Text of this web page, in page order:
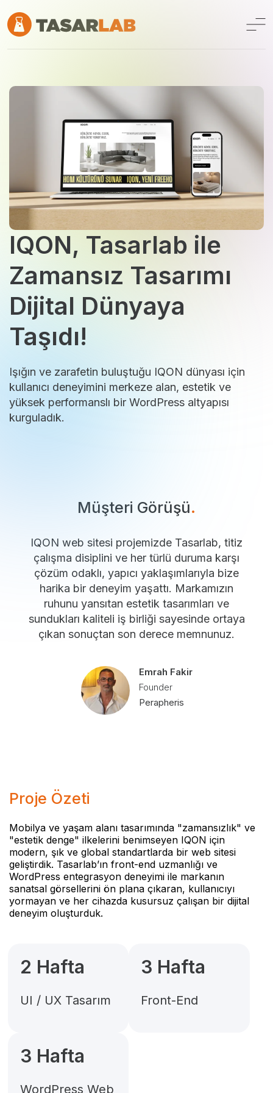
IQON, Tasarlab ile
Zamansız Tasarımı
Dijital Dünyaya
Taşıdı!
Işığın ve zarafetin buluştuğu IQON dünyası için
kullanıcı deneyimini merkeze alan, estetik ve
yüksek performanslı bir WordPress altyapısı
kurguladık.
Müşteri Görüşü.
IQON web sitesi projemizde Tasarlab, titiz
çalışma disiplini ve her türlü duruma karşı
çözüm odaklı, yapıcı yaklaşımlarıyla bize
harika bir deneyim yaşattı. Markamızın
ruhunu yansıtan estetik tasarımları ve
sundukları kaliteli iş birliği sayesinde ortaya
çıkan sonuçtan son derece memnunuz.
Emrah Fakir
Founder
Perapheris
Proje Özeti
Mobilya ve yaşam alanı tasarımında "zamansızlık" ve
"estetik denge" ilkelerini benimseyen IQON için
modern, şık ve global standartlarda bir web sitesi
geliştirdik. Tasarlab’ın front-end uzmanlığı ve
WordPress entegrasyon deneyimi ile markanın
sanatsal görsellerini ön plana çıkaran, kullanıcıyı
yormayan ve her cihazda kusursuz çalışan bir dijital
deneyim oluşturduk.
2 Hafta
UI / UX Tasarım
3 Hafta
Front-End
3 Hafta
WordPress Web